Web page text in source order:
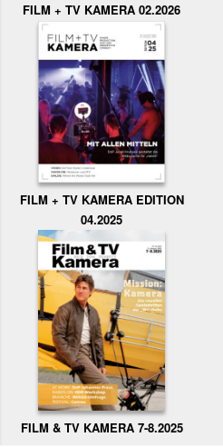
FILM + TV KAMERA 02.2026
FILM + TV KAMERA EDITION
04.2025
FILM & TV KAMERA 7-8.2025